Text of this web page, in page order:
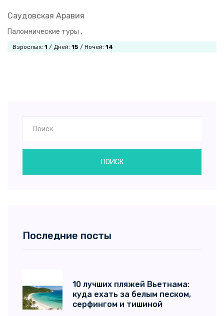
Саудовская Аравия
Паломнические туры ,
Взрослых: 1 / Дней: 15 / Ночей: 14
ПОИСК
Последние посты
10 лучших пляжей Вьетнама:
куда ехать за белым песком,
серфингом и тишиной